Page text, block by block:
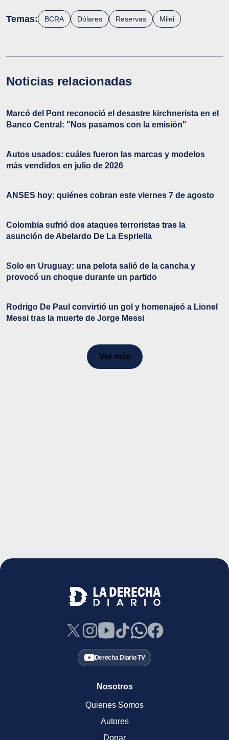
Temas: BCRA Dólares Reservas Milei
Noticias relacionadas
Marcó del Pont reconoció el desastre kirchnerista en el
Banco Central: "Nos pasamos con la emisión"
Autos usados: cuáles fueron las marcas y modelos
más vendidos en julio de 2026
ANSES hoy: quiénes cobran este viernes 7 de agosto
Colombia sufrió dos ataques terroristas tras la
asunción de Abelardo De La Espriella
Solo en Uruguay: una pelota salió de la cancha y
provocó un choque durante un partido
Rodrigo De Paul convirtió un gol y homenajeó a Lionel
Messi tras la muerte de Jorge Messi
Ver más
Derecha Diario TV
Nosotros
Quienes Somos
Autores
Donar